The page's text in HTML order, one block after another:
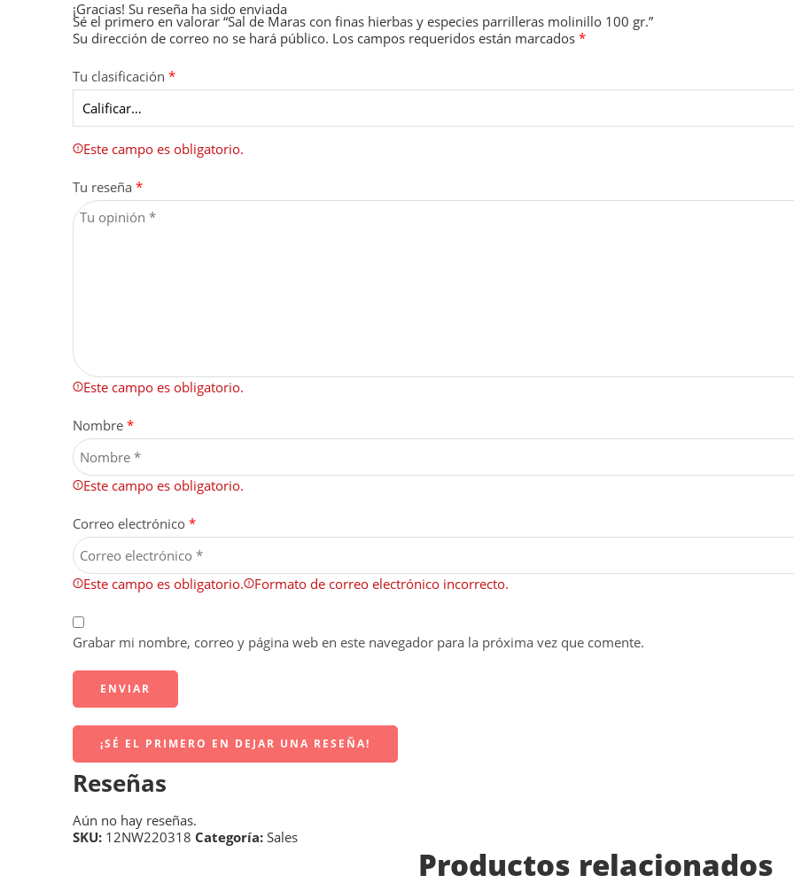
¡Gracias! Su reseña ha sido enviada
Sé el primero en valorar “Sal de Maras con finas hierbas y especies parrilleras molinillo 100 gr.”
Su dirección de correo no se hará público. Los campos requeridos están marcados *
Tu clasificación *
Este campo es obligatorio.
Tu reseña *
Este campo es obligatorio.
Nombre *
Este campo es obligatorio.
Correo electrónico *
Este campo es obligatorio. Formato de correo electrónico incorrecto.
Grabar mi nombre, correo y página web en este navegador para la próxima vez que comente.
¡SÉ EL PRIMERO EN DEJAR UNA RESEÑA!
Reseñas
Aún no hay reseñas.
SKU: 12NW220318 Categoría: Sales
Productos relacionados